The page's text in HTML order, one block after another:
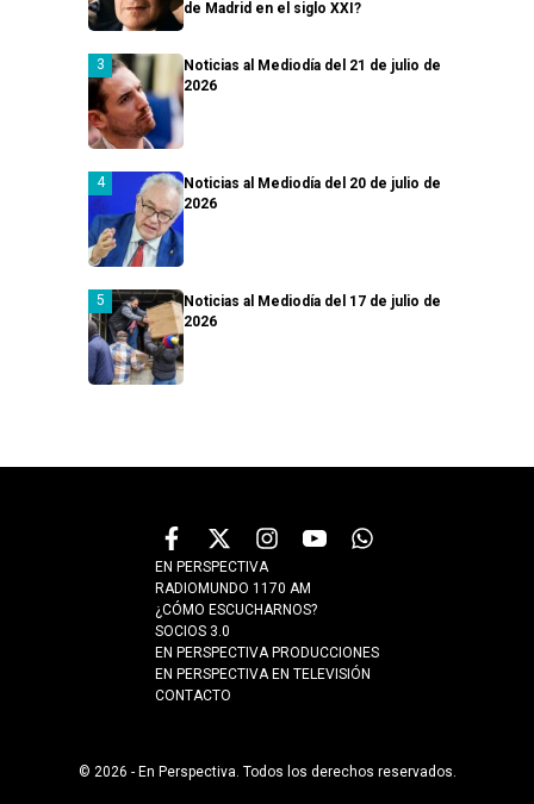
de Madrid en el siglo XXI?
Noticias al Mediodía del 21 de julio de
2026
Noticias al Mediodía del 20 de julio de
2026
Noticias al Mediodía del 17 de julio de
2026
EN PERSPECTIVA
RADIOMUNDO 1170 AM
¿CÓMO ESCUCHARNOS?
SOCIOS 3.0
EN PERSPECTIVA PRODUCCIONES
EN PERSPECTIVA EN TELEVISIÓN
CONTACTO
© 2026 - En Perspectiva. Todos los derechos reservados.